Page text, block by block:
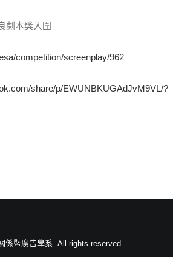
劇本獎入圍
competition/screenplay/962
share/p/EWUNBKUGAdJvM9VL/?
係暨廣告學系. All rights reserved